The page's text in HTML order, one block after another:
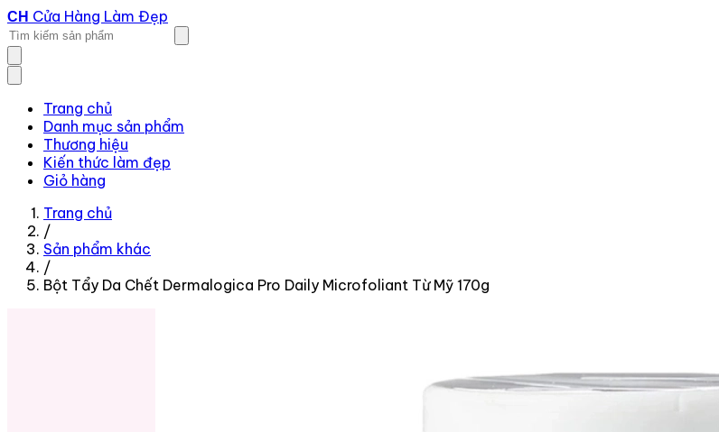
CH Cửa Hàng Làm Đẹp
Trang chủ
Danh mục sản phẩm
Thương hiệu
Kiến thức làm đẹp
Giỏ hàng
Trang chủ
/
Sản phẩm khác
/
Bột Tẩy Da Chết Dermalogica Pro Daily Microfoliant Từ Mỹ 170g